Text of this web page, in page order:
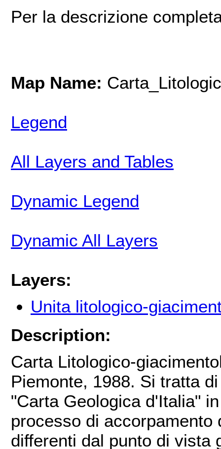
Per la descrizione
Map Name:
Legend
All Layers and Tables
Dynamic Legend
Dynamic All Layers
Layers:
Unita litologico-
Description:
Carta Litologico-
Piemonte, 1988. Si tratta
"Carta Geologica d'Italia"
processo di
differenti dal punto di vista